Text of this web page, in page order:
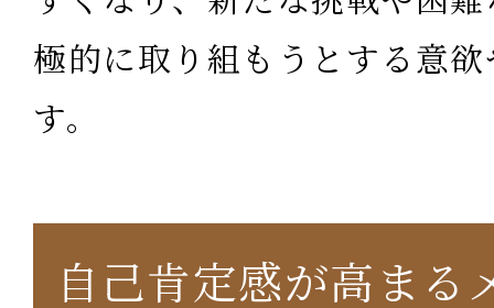
極的に取り組もうとする意
す。
自己肯定感が高まる